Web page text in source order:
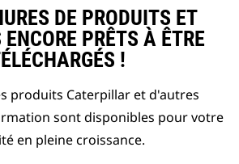
DE PRODUITS ET
PRÊTS À ÊTRE
!
produits Caterpillar et d'autres
sont disponibles pour votre
en pleine croissance.